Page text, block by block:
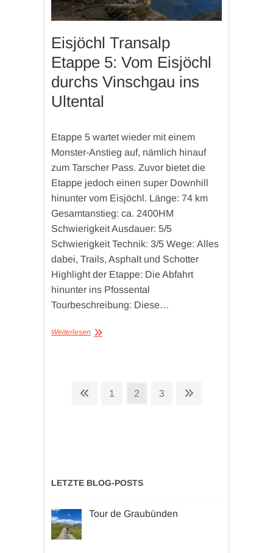
Eisjöchl Transalp
Etappe 5: Vom Eisjöchl
durchs Vinschgau ins
Ultental
Etappe 5 wartet wieder mit einem
Monster-Anstieg auf, nämlich hinauf
zum Tarscher Pass. Zuvor bietet die
Etappe jedoch einen super Downhill
hinunter vom Eisjöchl. Länge: 74 km
Gesamtanstieg: ca. 2400HM
Schwierigkeit Ausdauer: 5/5
Schwierigkeit Technik: 3/5 Wege: Alles
dabei, Trails, Asphalt und Schotter
Highlight der Etappe: Die Abfahrt
hinunter ins Pfossental
Tourbeschreibung: Diese…
Weiterlesen
Seitennummerierung
Vorherige
Seite
1 Seite
2 Seite
3
Nächste
LETZTE BLOG-POSTS
Tour de Graubünden